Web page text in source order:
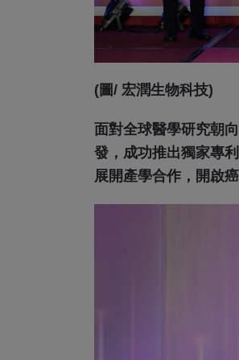
(圖/ 宏潤生物科技)
面對全球醫學研究朝
發，成功推出獨家專
展開產學合作，開啟